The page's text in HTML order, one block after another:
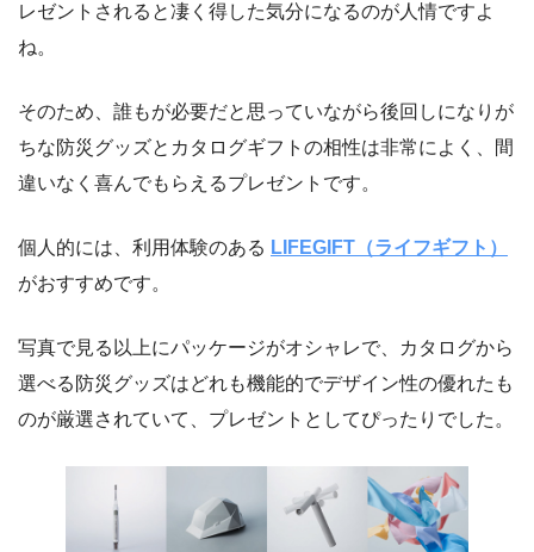
レゼントされると凄く得した気分になるのが人情ですよ
ね。
そのため、誰もが必要だと思っていながら後回しになりが
ちな防災グッズとカタログギフトの相性は非常によく、間
違いなく喜んでもらえるプレゼントです。
個人的には、利用体験のある LIFEGIFT（ライフギフト）
がおすすめです。
写真で見る以上にパッケージがオシャレで、カタログから
選べる防災グッズはどれも機能的でデザイン性の優れたも
のが厳選されていて、プレゼントとしてぴったりでした。